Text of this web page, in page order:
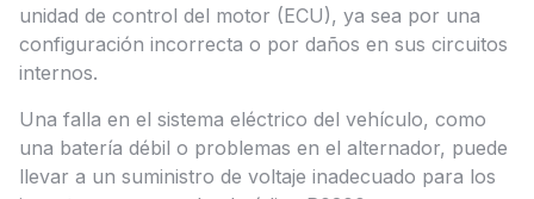
unidad de control del motor (ECU), ya sea por una
configuración incorrecta o por daños en sus circuitos
internos.
Una falla en el sistema eléctrico del vehículo, como
una batería débil o problemas en el alternador, puede
llevar a un suministro de voltaje inadecuado para los